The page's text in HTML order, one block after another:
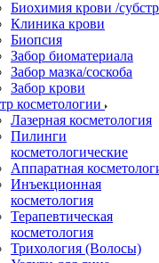
Биохимия крови /
Клиника крови
Биопсия
Забор биоматериала
Забор мазка/соскоба
Забор крови
косметологии
Лазерная косметология
Пилинги
косметологические
Аппаратная
Инъекционная
косметология
Терапевтическая
косметология
Трихология (Волосы)